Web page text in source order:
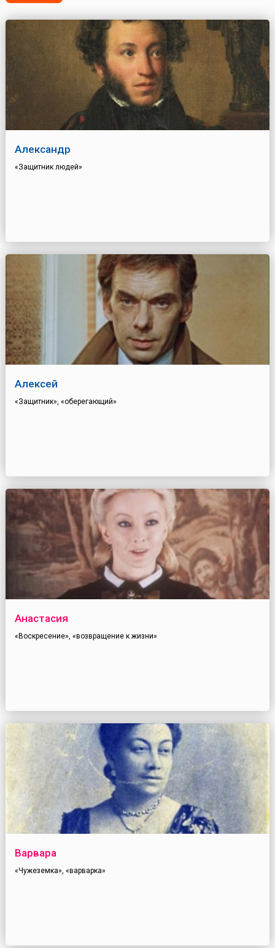
Александр
«Защитник людей»
Алексей
«Защитник», «оберегающий»
Анастасия
«Воскресение», «возвращение к жизни»
Варвара
«Чужеземка», «варварка»